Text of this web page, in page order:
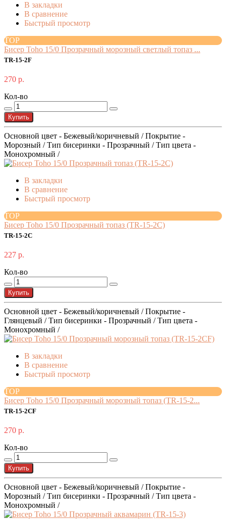
В закладки
В сравнение
Быстрый просмотр
TOP
Бисер Toho 15/0 Прозрачный морозный светлый топаз ...
TR-15-2F
270 р.
Кол-во
Купить
Основной цвет - Бежевый/коричневый / Покрытие -
Морозный / Тип бисеринки - Прозрачный / Тип цвета -
Монохромный /
В закладки
В сравнение
Быстрый просмотр
TOP
Бисер Toho 15/0 Прозрачный топаз (TR-15-2C)
TR-15-2C
227 р.
Кол-во
Купить
Основной цвет - Бежевый/коричневый / Покрытие -
Глянцевый / Тип бисеринки - Прозрачный / Тип цвета -
Монохромный /
В закладки
В сравнение
Быстрый просмотр
TOP
Бисер Toho 15/0 Прозрачный морозный топаз (TR-15-2...
TR-15-2CF
270 р.
Кол-во
Купить
Основной цвет - Бежевый/коричневый / Покрытие -
Морозный / Тип бисеринки - Прозрачный / Тип цвета -
Монохромный /